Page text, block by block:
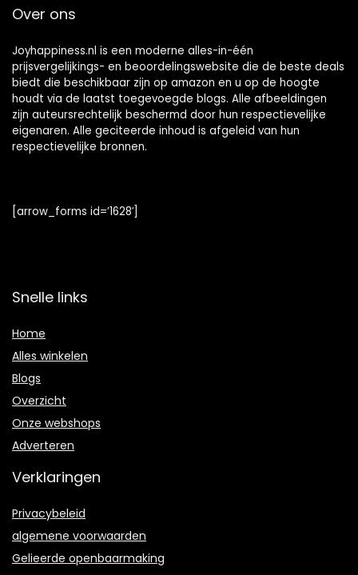
Over ons
Joyhappiness.nl is een moderne alles-in-één
prijsvergelijkings- en beoordelingswebsite die de beste deals
biedt die beschikbaar zijn op amazon en u op de hoogte
houdt via de laatst toegevoegde blogs. Alle afbeeldingen
zijn auteursrechtelijk beschermd door hun respectievelijke
eigenaren. Alle geciteerde inhoud is afgeleid van hun
respectievelijke bronnen.
[arrow_forms id=’1628′]
Snelle links
Home
Alles winkelen
Blogs
Overzicht
Onze webshops
Adverteren
Verklaringen
Privacybeleid
algemene voorwaarden
Gelieerde openbaarmaking